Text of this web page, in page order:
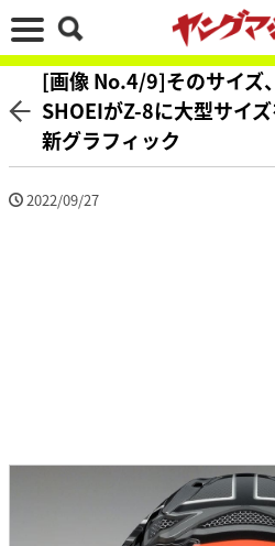
[画像 No.4/9]そのサイズ
SHOEIがZ-8に大型サイ
新グラフィック
2022/09/27